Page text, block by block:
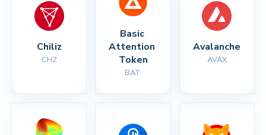
Chiliz
CHZ
Basic
Attention
Token
BAT
Avalanche
AVAX